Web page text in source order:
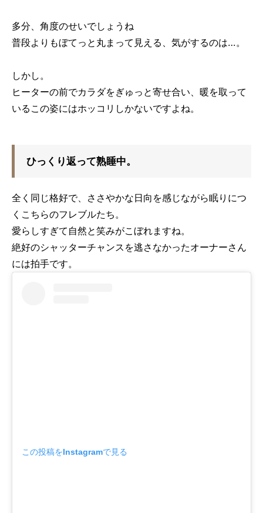
多分、角度のせいでしょうね
普段よりもぼてっと丸まって見える、気がするのは…。
しかし。
ヒーターの前でカラダをぎゅっと寄せ合い、暖を取って
いるこの姿にはホッコリしかないですよね。
ひっくり返って熟睡中。
全く同じ格好で、ささやかな日向を感じながら眠りにつ
くこちらのフレブルたち。
愛らしすぎて自然と笑みがこぼれますね。
絶好のシャッターチャンスを逃さなかったオーナーさん
には拍手です。
この投稿をInstagramで見る